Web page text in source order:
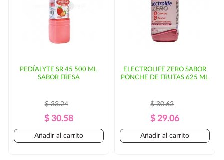
PEDÍALYTE SR 45 500 ML
SABOR FRESA
Precio
Regular
$ 33.24
Precio
$ 30.58
Añadir al carrito
ELECTROLIFE ZERO SABOR
PONCHE DE FRUTAS 625 ML
Precio
Regular
$ 30.62
Precio
$ 29.06
Añadir al carrito